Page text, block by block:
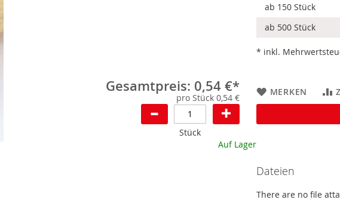
ab 150 Stück
ab 500 Stück
* inkl.
Gesamtpreis: 0,54 €*
pro Stück 0,54 €
MERKEN
Stück
Auf Lager
Dateien
There are no file